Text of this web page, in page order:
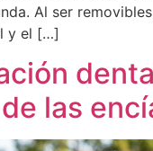
Al ser
y el […]
las